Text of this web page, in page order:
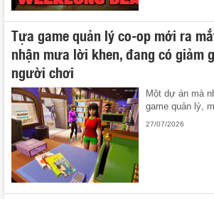
Tựa game quản lý co-op mới ra
nhận mưa lời khen, đang có giảm
người chơi
Một dự án mà
game quản lý,
27/07/2026